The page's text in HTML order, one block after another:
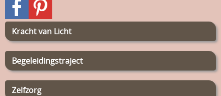
Kracht van Licht
Begeleidingstraject
Zelfzorg